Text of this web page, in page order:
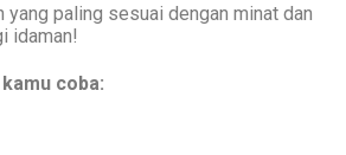
paling sesuai dengan minat dan
idaman!
coba: